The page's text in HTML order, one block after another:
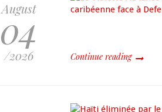
August
04
/2026 Continue reading